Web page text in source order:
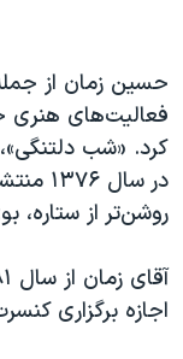
حسین زمان از
کرد. «شب
در
روشن‌تر از ستاره،
اجازه برگزاری